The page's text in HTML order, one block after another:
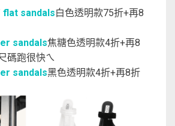
flat sandals白色透明款75折+再8
sandals焦糖色透明款4折+再8
碼跑很快ㄟ
sandals黑色透明款4折+再8折